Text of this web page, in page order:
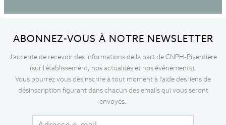
ABONNEZ-VOUS À NOTRE NEWSLETTER
J’accepte de recevoir des informations de la part de CNPH-Piverdière
(sur l’établissement, nos actualités et nos événements).
Vous pourrez vous désinscrire à tout moment à l’aide des liens de
désinscription figurant dans chacun des emails qui vous seront
envoyés.